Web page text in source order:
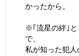
かったから。
※｢流星の絆｣と
で、
私が知った犯人